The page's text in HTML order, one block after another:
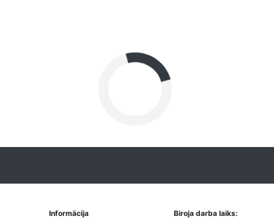
Informācija Biroja darba laiks: